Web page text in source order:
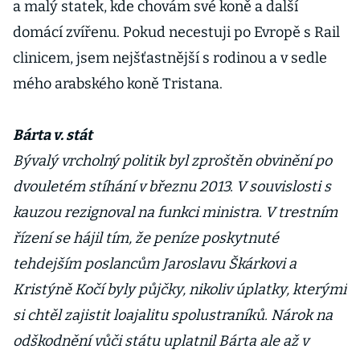
a malý statek, kde chovám své koně a další
domácí zvířenu. Pokud necestuji po Evropě s Rail
clinicem, jsem nejšťastnější s rodinou a v sedle
mého arabského koně Tristana.
Bárta v. stát
Bývalý vrcholný politik byl zproštěn obvinění po
dvouletém stíhání v březnu 2013. V souvislosti s
kauzou rezignoval na funkci ministra. V trestním
řízení se hájil tím, že peníze poskytnuté
tehdejším poslancům Jaroslavu Škárkovi a
Kristýně Kočí byly půjčky, nikoliv úplatky, kterými
si chtěl zajistit loajalitu spolustraníků. Nárok na
odškodnění vůči státu uplatnil Bárta ale až v